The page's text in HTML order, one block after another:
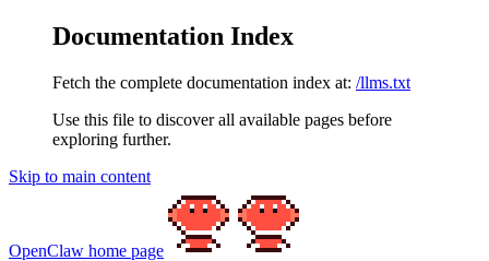
Documentation Index
Fetch the complete documentation index at: /llms.txt
Use this file to discover all available pages before
exploring further.
Skip to main content
OpenClaw home page